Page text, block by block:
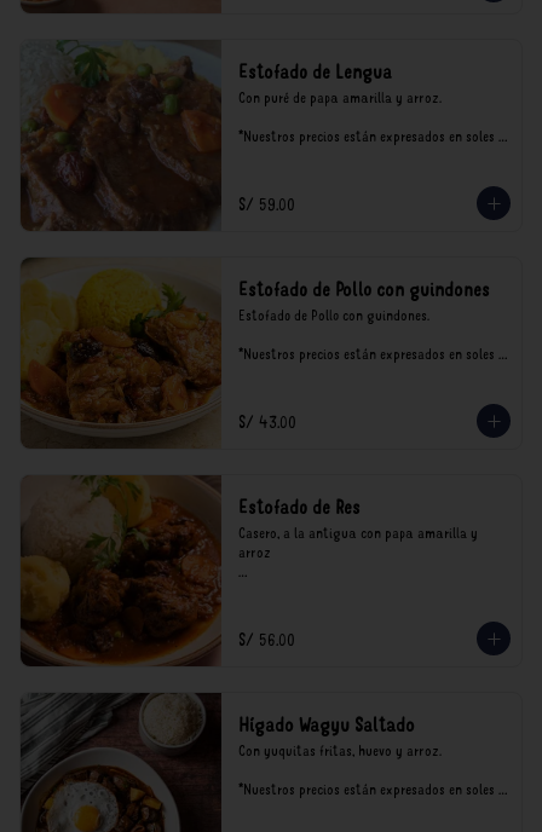
Estofado de Lengua
Con puré de papa amarilla y arroz.
*Nuestros precios están expresados en soles e
S/ 59.00
Estofado de Pollo con guindones
Estofado de Pollo con guindones.
*Nuestros precios están expresados en soles e
S/ 43.00
Estofado de Res
Casero, a la antigua con papa amarilla y
arroz
consumo.
S/ 56.00
Hígado Wagyu Saltado
Con yuquitas fritas, huevo y arroz.
*Nuestros precios están expresados en soles e